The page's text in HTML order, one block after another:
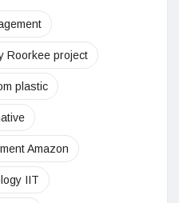
Roorkee project
plastic
Amazon
IIT